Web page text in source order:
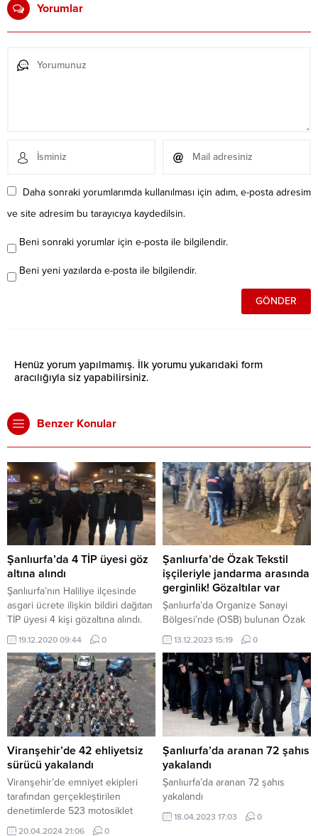
Yorumlar
Daha sonraki yorumlarımda kullanılması için adım, e-posta adresim
ve site adresim bu tarayıcıya kaydedilsin.
Beni sonraki yorumlar için e-posta ile bilgilendir.
Beni yeni yazılarda e-posta ile bilgilendir.
Henüz yorum yapılmamış. İlk yorumu yukarıdaki form
aracılığıyla siz yapabilirsiniz.
Benzer Konular
Şanlıurfa’da 4 TİP üyesi göz
altına alındı
Şanlıurfa’nın Haliliye ilçesinde
asgari ücrete ilişkin bildiri dağıtan
TİP üyesi 4 kişi gözaltına alındı.
19.12.2020 09:44 0
Şanlıurfa’de Özak Tekstil
işçileriyle jandarma arasında
gerginlik! Gözaltılar var
Şanlıurfa’da Organize Sanayi
Bölgesi’nde (OSB) bulunan Özak
Tekstil’de çalışan işçiler, haklarını
durdurma eyleminin 17’nci
gününde jandarma müdahalesiyle
karşı karşıya kaldı. Sabah
saatlerinde OSB’ye gelen işçiler,
girişte jandarma barikatıyla
karşılaştı. Kalabalık olan işçiler,
girişe kurulan jandarma barikatını
aşmaya çalıştı. Jandarma işçilere
tazyikli su ile müdahalede
bulundu. Aralarında...
13.12.2023 15:19 0
Viranşehir’de 42 ehliyetsiz
sürücü yakalandı
Viranşehir’de emniyet ekipleri
tarafından gerçekleştirilen
denetimlerde 523 motosiklet
kontrol edilirken, 42 ehliyetsiz
20.04.2024 21:06 0
Şanlıurfa’da aranan 72 şahıs
yakalandı
Şanlıurfa’da aranan 72 şahıs
yakalandı
18.04.2023 17:03 0